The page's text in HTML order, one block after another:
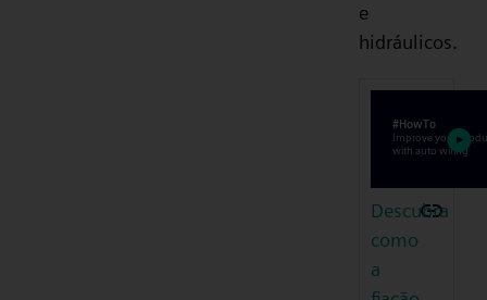
e
hidráulicos.
Descubra
como
a